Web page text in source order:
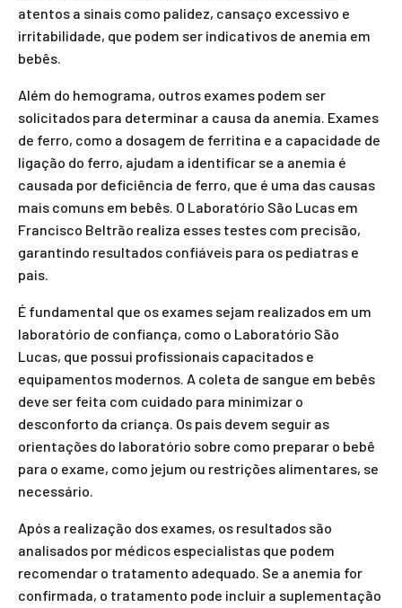
atentos a sinais como palidez, cansaço excessivo e
irritabilidade, que podem ser indicativos de anemia em
bebês.
Além do hemograma, outros exames podem ser
solicitados para determinar a causa da anemia. Exames
de ferro, como a dosagem de ferritina e a capacidade de
ligação do ferro, ajudam a identificar se a anemia é
causada por deficiência de ferro, que é uma das causas
mais comuns em bebês. O Laboratório São Lucas em
Francisco Beltrão realiza esses testes com precisão,
garantindo resultados confiáveis para os pediatras e
pais.
É fundamental que os exames sejam realizados em um
laboratório de confiança, como o Laboratório São
Lucas, que possui profissionais capacitados e
equipamentos modernos. A coleta de sangue em bebês
deve ser feita com cuidado para minimizar o
desconforto da criança. Os pais devem seguir as
orientações do laboratório sobre como preparar o bebê
para o exame, como jejum ou restrições alimentares, se
necessário.
Após a realização dos exames, os resultados são
analisados por médicos especialistas que podem
recomendar o tratamento adequado. Se a anemia for
confirmada, o tratamento pode incluir a suplementação